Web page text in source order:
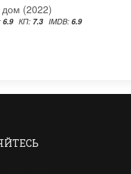
дом (2022)
6.9 КП: 7.3 IMDB: 6.9